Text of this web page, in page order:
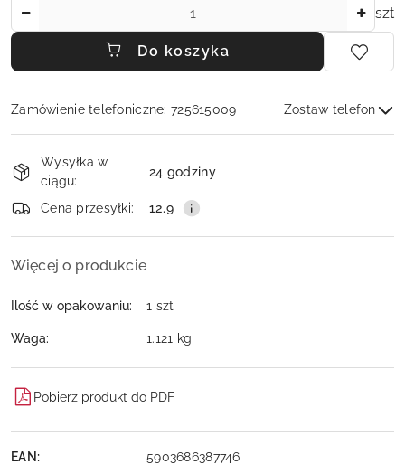
szt
Do koszyka
Zamówienie telefoniczne: 725615009 Zostaw telefon
i
dostawa
Wysyłka w
ciągu:
24 godziny
Cena przesyłki: 12.9
Więcej o produkcie
Ilość w opakowaniu: 1 szt
Waga: 1.121 kg
Pobierz produkt do PDF
EAN: 5903686387746